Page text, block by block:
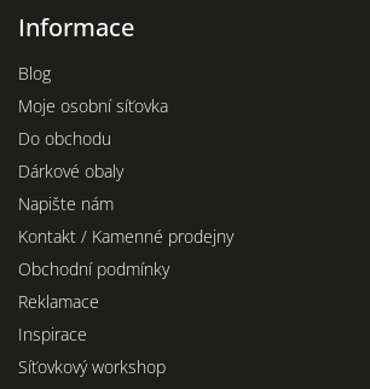
Informace
Blog
Moje osobní síťovka
Do obchodu
Dárkové obaly
Napište nám
Kontakt / Kamenné prodejny
Obchodní podmínky
Reklamace
Inspirace
Síťovkový workshop